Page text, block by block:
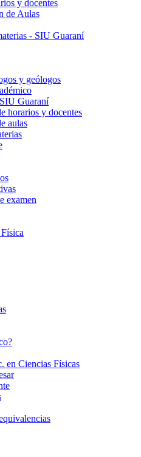
y docentes
de Aulas
- SIU Guaraní
y geólogos
Guaraní
horarios y docentes
aulas
examen
en Ciencias Físicas